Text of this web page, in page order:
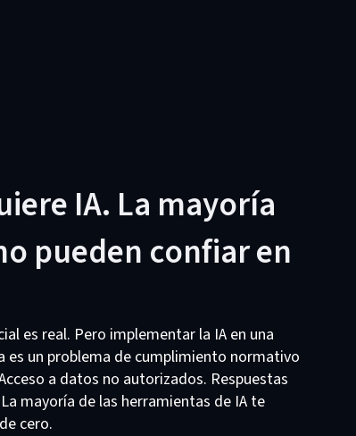
IA. La mayoría
pueden confiar en
es real. Pero implementar la IA en una
es un problema de cumplimiento normativo
a datos no autorizados. Respuestas
mayoría de las herramientas de IA te
cero.